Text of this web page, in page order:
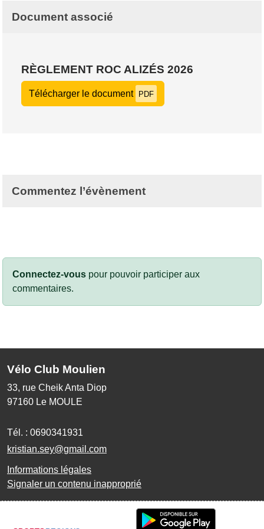
Document associé
RÈGLEMENT ROC ALIZÉS 2026
Télécharger le document PDF
Commentez l’évènement
Connectez-vous pour pouvoir participer aux
commentaires.
Vélo Club Moulien
33, rue Cheik Anta Diop
97160 Le MOULE
Tél. : 0690341931
kristian.sey@gmail.com
Informations légales
Signaler un contenu inapproprié